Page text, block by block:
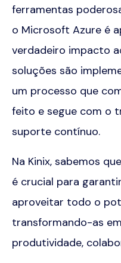
ferramentas
o Microsoft Azure é
verdadeiro impacto
soluções são
um processo que
feito e segue com o
suporte contínuo.
Na Kinix, sabemos
é crucial para
aproveitar todo o
transformando-as
produtividade,